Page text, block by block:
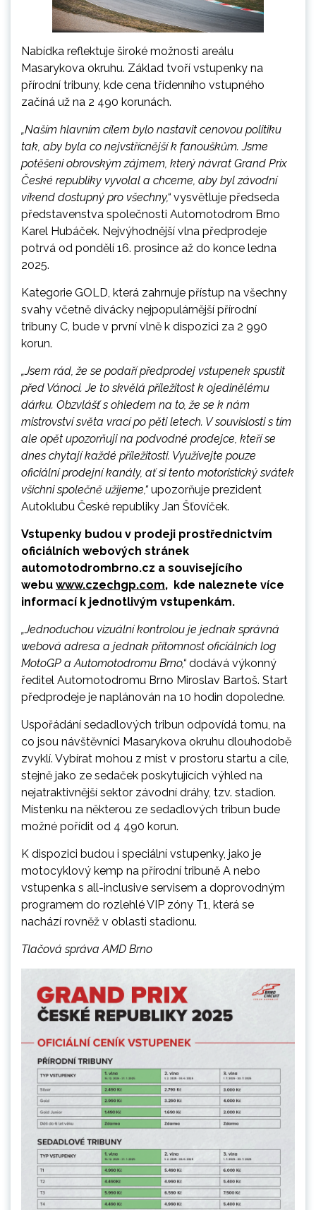
Nabídka reflektuje široké možnosti areálu
Masarykova okruhu. Základ tvoří vstupenky na
přírodní tribuny, kde cena třídenního vstupného
začíná už na 2 490 korunách.
„Naším hlavním cílem bylo nastavit cenovou politiku
tak, aby byla co nejvstřícnější k fanouškům. Jsme
potěšeni obrovským zájmem, který návrat Grand Prix
České republiky vyvolal a chceme, aby byl závodní
víkend dostupný pro všechny,“ vysvětluje předseda
představenstva společnosti Automotodrom Brno
Karel Hubáček. Nejvýhodnější vlna předprodeje
potrvá od pondělí 16. prosince až do konce ledna
2025.
Kategorie GOLD, která zahrnuje přístup na všechny
svahy včetně divácky nejpopulárnější přírodní
tribuny C, bude v první vlně k dispozici za 2 990
korun.
„Jsem rád, že se podaří předprodej vstupenek spustit
před Vánoci. Je to skvělá příležitost k ojedinělému
dárku. Obzvlášť s ohledem na to, že se k nám
mistrovství světa vrací po pěti letech. V souvislosti s tím
ale opět upozorňuji na podvodné prodejce, kteří se
dnes chytají každé příležitosti. Využívejte pouze
oficiální prodejní kanály, ať si tento motoristický svátek
všichni společně užijeme,“ upozorňuje prezident
Autoklubu České republiky Jan Šťovíček.
Vstupenky budou v prodeji prostřednictvím
oficiálních webových stránek
automotodrombrno.cz a souvisejícího
webu www.czechgp.com, kde naleznete více
informací k jednotlivým vstupenkám.
„Jednoduchou vizuální kontrolou je jednak správná
webová adresa a jednak přítomnost oficiálních log
MotoGP a Automotodromu Brno,“ dodává výkonný
ředitel Automotodromu Brno Miroslav Bartoš. Start
předprodeje je naplánován na 10 hodin dopoledne.
Uspořádání sedadlových tribun odpovídá tomu, na
co jsou návštěvníci Masarykova okruhu dlouhodobě
zvyklí. Vybírat mohou z míst v prostoru startu a cíle,
stejně jako ze sedaček poskytujících výhled na
nejatraktivnější sektor závodní dráhy, tzv. stadion.
Místenku na některou ze sedadlových tribun bude
možné pořídit od 4 490 korun.
K dispozici budou i speciální vstupenky, jako je
motocyklový kemp na přírodní tribuně A nebo
vstupenka s all-inclusive servisem a doprovodným
programem do rozlehlé VIP zóny T1, která se
nachází rovněž v oblasti stadionu.
Tlačová správa AMD Brno